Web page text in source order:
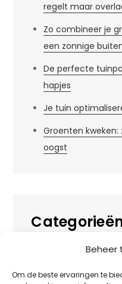
Beheer
Om de beste ervaringen te
regelt maar
Zo combineer je
een zonnige
De perfecte
hapjes
Je tuin
Groenten
oogst
Huis